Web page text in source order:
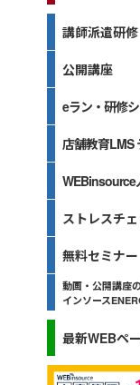
講師派遣研修
公開講座
eラン・研修
店舗教育LMS
WEBinsource
ストレスチ
無料セミナー
動画・公開講座
インソース
最新WEBペ